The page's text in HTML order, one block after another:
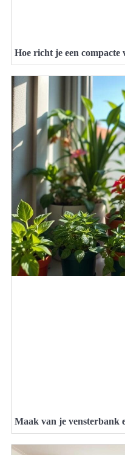
Hoe richt je een compacte
Maak van je vensterbank